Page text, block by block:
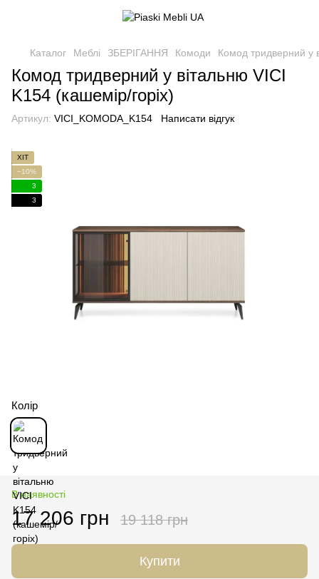
Каталог Меблі ЗБЕРІГАННЯ Комоди Комод тридверний у
Комод тридверний у вітальню VICI
K154 (кашемір/горіх)
Артикул: VICI_KOMODA_K154 Написати відгук
ХІТ
−10%
3
3
Колір
В наявності
17 206 грн 19 118 грн
Купити